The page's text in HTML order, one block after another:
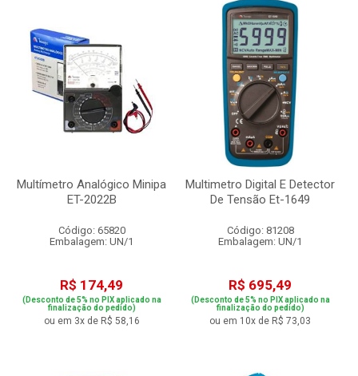
Multímetro Analógico Minipa
ET-2022B
Código: 65820
Embalagem: UN/1
R$ 174,49
(Desconto de 5% no PIX aplicado na
finalização do pedido)
ou em 3x de R$ 58,16
Multimetro Digital E Detector
De Tensão Et-1649
Código: 81208
Embalagem: UN/1
R$ 695,49
(Desconto de 5% no PIX aplicado na
finalização do pedido)
ou em 10x de R$ 73,03